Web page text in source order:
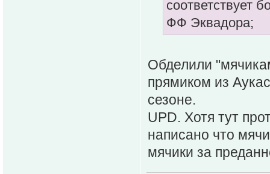
соответствует
ФФ Эквадора;
Обделили
прямиком из
сезоне.
UPD. Хотя тут
написано что
мячики за